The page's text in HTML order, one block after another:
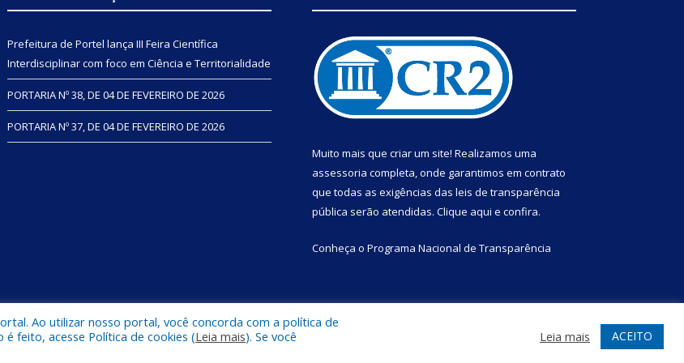
Prefeitura de Portel lança III Feira Científica
Interdisciplinar com foco em Ciência e Territorialidade
PORTARIA Nº 38, DE 04 DE FEVEREIRO DE 2026
PORTARIA Nº 37, DE 04 DE FEVEREIRO DE 2026
Muito mais que criar um site! Realizamos uma
assessoria completa, onde garantimos em contrato
que todas as exigências das leis de transparência
pública serão atendidas. Clique aqui e confira.
Conheça o Programa Nacional de Transparência
de Portel. Todos os direitos reservados Mapa do Site Acessar Webmail
Ao utilizar nosso portal, você concorda com a política de
feito, acesse Política de cookies (Leia mais). Se você
Leia mais ACEITO